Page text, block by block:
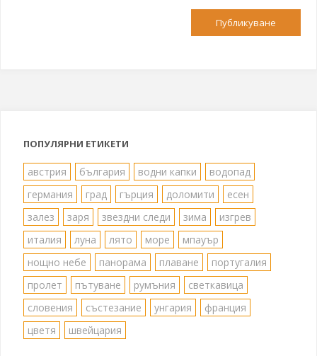
ПОПУЛЯРНИ ЕТИКЕТИ
австрия българия водни капки
водопад
германия
град гърция доломити
есен
залез
заря звездни следи зима
изгрев
италия
луна лято море
мпауър
нощно небе
панорама плаване
португалия
пролет
пътуване румъния
светкавица
словения
състезание унгария
франция
цветя
швейцария